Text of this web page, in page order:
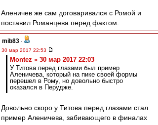
Аленичев же сам договаривался с Ромой и
поставил Романцева перед фактом.
mib83 -
30 мар 2017 22:53
Montez » 30 мар 2017 22:03
У Титова перед глазами был пример
Аленичева, который на пике своей формы
перешел в Рому, но довольно быстро
оказался в Перудже.
Довольно скоро у Титова перед глазами стал
пример Аленичева, забивающего в финалах